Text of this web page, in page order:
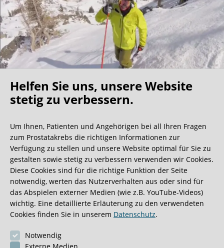
Oh what a ride!
Wir bekommen ja viele tolle Gästebucheinträge,
aber dieser ist doch sehr ungewöhnlich.
0:40 Minuten
Helfen Sie uns, unsere Website
stetig zu verbessern.
Um Ihnen, Patienten und Angehörigen bei all Ihren Fragen
zum Prostatakrebs die richtigen Informationen zur
Verfügung zu stellen und unsere Website optimal für Sie zu
gestalten sowie stetig zu verbessern verwenden wir Cookies.
Diese Cookies sind für die richtige Funktion der Seite
notwendig, werten das Nutzerverhalten aus oder sind für
das Abspielen externer Medien (wie z.B. YouTube-Videos)
wichtig. Eine detaillierte Erläuterung zu den verwendeten
Cookies finden Sie in unserem Datenschutz.
Notwendig